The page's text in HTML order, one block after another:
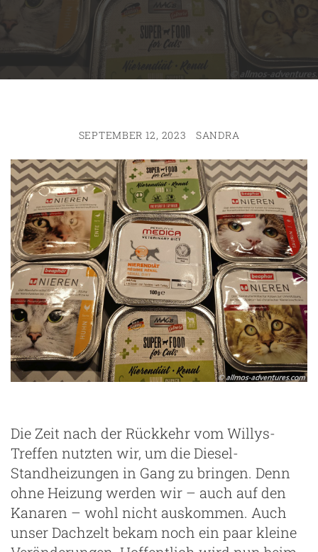
SEPTEMBER 12, 2023 SANDRA
Die Zeit nach der Rückkehr vom Willys-
Treffen nutzten wir, um die Diesel-
Standheizungen in Gang zu bringen. Denn
ohne Heizung werden wir – auch auf den
Kanaren – wohl nicht auskommen. Auch
unser Dachzelt bekam noch ein paar kleine